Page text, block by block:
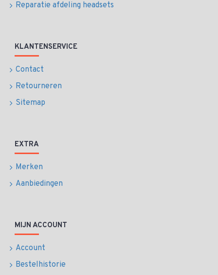
Reparatie afdeling headsets
KLANTENSERVICE
Contact
Retourneren
Sitemap
EXTRA
Merken
Aanbiedingen
MIJN ACCOUNT
Account
Bestelhistorie